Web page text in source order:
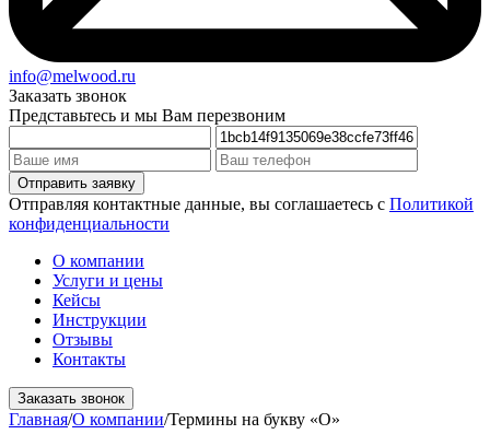
info@melwood.ru
Заказать звонок
Представьтесь и мы Вам перезвоним
Отправляя контактные данные, вы соглашаетесь с Политикой
конфиденциальности
О компании
Услуги и цены
Кейсы
Инструкции
Отзывы
Контакты
Заказать звонок
Главная/О компании/Термины на букву «О»